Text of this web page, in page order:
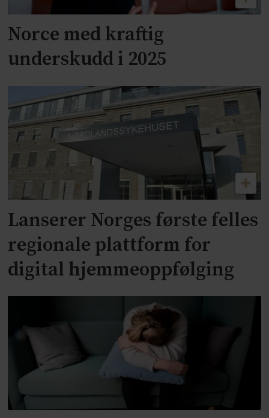
Norce med kraftig
underskudd i 2025
Lanserer Norges første felles
regionale plattform for
digital hjemmeoppfølging